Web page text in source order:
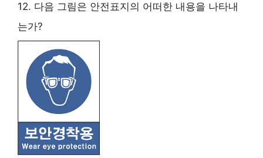
12. 다음 그림은 안전표지의 어떠한 내용을 나타내
는가?